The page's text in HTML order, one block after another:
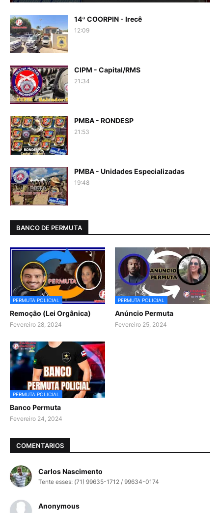
14ª COORPIN - Irecê
12:09
CIPM - Capital/RMS
21:34
PMBA - RONDESP
21:53
PMBA - Unidades Especializadas
19:48
BANCO DE PERMUTA
PERMUTA POLICIAL
Remoção (Lei Orgânica)
Fevereiro 28, 2024
PERMUTA POLICIAL
Anúncio Permuta
Fevereiro 25, 2024
PERMUTA POLICIAL
Banco Permuta
Fevereiro 24, 2024
COMENTARIOS
Carlos Nascimento
Tente esses: (71) 99635-1712 / 99634-0174
Anonymous